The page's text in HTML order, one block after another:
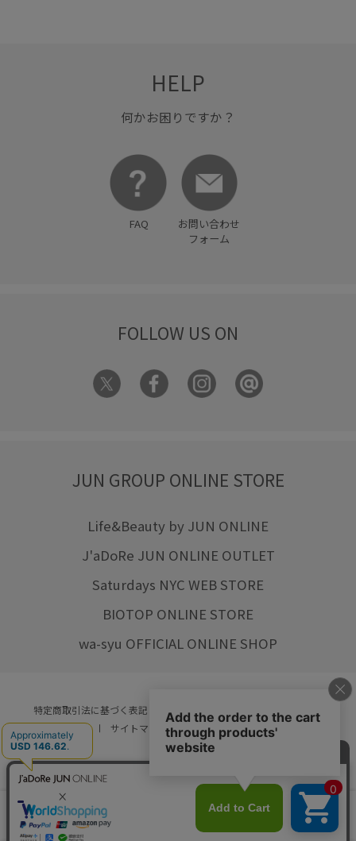
HELP
何かお困りですか？
FAQ
お問い合わせ
フォーム
FOLLOW US ON
JUN GROUP ONLINE STORE
Life&Beauty by JUN ONLINE
J'aDoRe JUN ONLINE OUTLET
Saturdays NYC WEB STORE
BIOTOP ONLINE STORE
wa-syu OFFICIAL ONLINE SHOP
特定商取引法に基づく表記 プライバシーポリシー
会社概要
ご利用規約
サイトマップ リクルート ご利用ガイド
© JUN CO.,LTD. ALL RIGHTS RESERVED.
店舗在庫
をみる
カートに入れる